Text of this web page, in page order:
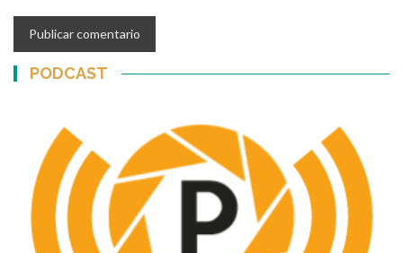
PODCAST